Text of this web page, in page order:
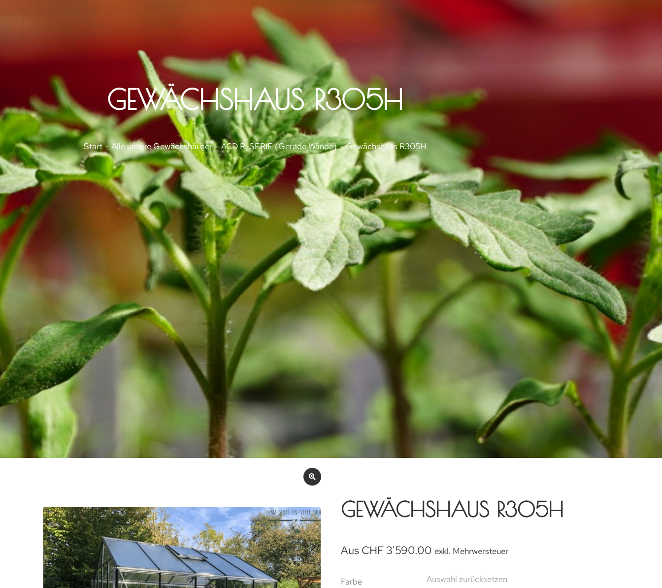
GEWÄCHSHAUS R305H
Sie befinden sich hier:
Start Alle unsere Gewächshäuser ACD R-SERIE (Gerade Wände) Gewächshaus R305H
GEWÄCHSHAUS R305H
Aus CHF 3'590.00 exkl. Mehrwersteuer
Farbe Auswahl zurücksetzen